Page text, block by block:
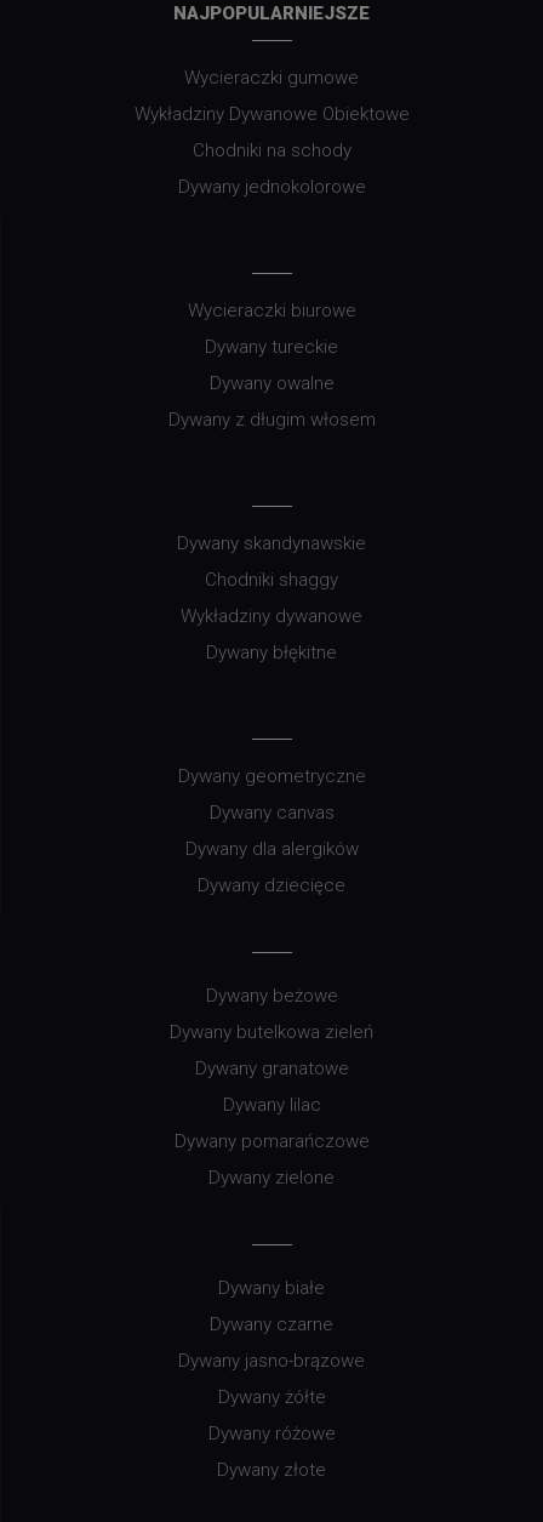
NAJPOPULARNIEJSZE
Wycieraczki gumowe
Wykładziny Dywanowe Obiektowe
Chodniki na schody
Dywany jednokolorowe
Wycieraczki biurowe
Dywany tureckie
Dywany owalne
Dywany z długim włosem
Dywany skandynawskie
Chodniki shaggy
Wykładziny dywanowe
Dywany błękitne
Dywany geometryczne
Dywany canvas
Dywany dla alergików
Dywany dziecięce
Dywany beżowe
Dywany butelkowa zieleń
Dywany granatowe
Dywany lilac
Dywany pomarańczowe
Dywany zielone
Dywany białe
Dywany czarne
Dywany jasno-brązowe
Dywany żółte
Dywany różowe
Dywany złote